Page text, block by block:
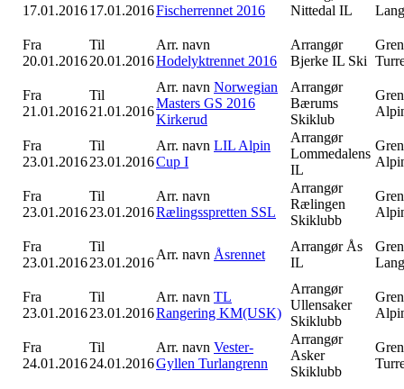
17.01.201617.01.2016Fischerrennet 2016
Nittedal IL
Fra
20.01.2016
Til
20.01.2016
Arr. navn
Hodelyktrennet 2016
Arrangør
Bjerke IL Ski
Gren
Fra
21.01.2016
Til
21.01.2016
Arr. navn Norwegian
Masters GS 2016
Kirkerud
Arrangør
Bærums
Skiklub
Gren
Fra
23.01.2016
Til
23.01.2016
Arr. navn LIL Alpin
Cup I
Arrangør
Lommedalens
IL
Gren
Fra
23.01.2016
Til
23.01.2016
Arr. navn
Rælingsspretten SSL
Arrangør
Rælingen
Skiklubb
Gren
Fra
23.01.2016
Til
23.01.2016
Arr. navn Åsrennet
Arrangør Ås
IL
Gren
Fra
23.01.2016
Til
23.01.2016
Arr. navn TL
Rangering KM(USK)
Arrangør
Ullensaker
Skiklubb
Gren
Fra
24.01.2016
Til
24.01.2016
Arr. navn Vester-
Gyllen Turlangrenn
Arrangør
Asker
Skiklubb
Gren